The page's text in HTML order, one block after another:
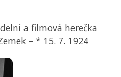
a filmová herečka
– * 15. 7. 1924